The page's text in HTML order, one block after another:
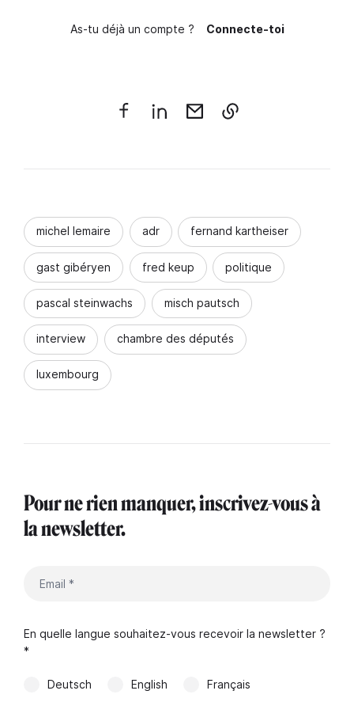
As-tu déjà un compte ? Connecte-toi
michel lemaire adr fernand kartheiser
gast gibéryen fred keup politique
pascal steinwachs misch pautsch
interview chambre des députés
luxembourg
Pour ne rien manquer, inscrivez-vous à
la newsletter.
En quelle langue souhaitez-vous recevoir la newsletter ?
*
Deutsch English Français